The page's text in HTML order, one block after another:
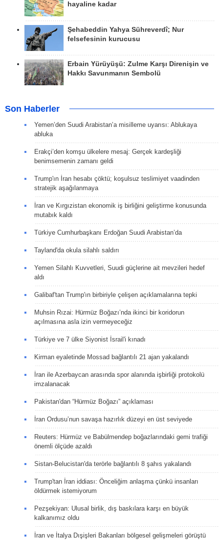
hayaline kadar
Şehabeddin Yahya Sühreverdî; Nur
felsefesinin kurucusu
Erbain Yürüyüşü: Zulme Karşı Direnişin ve
Hakkı Savunmanın Sembolü
Son Haberler
Yemen’den Suudi Arabistan’a misilleme uyarısı: Ablukaya
abluka
Erakçi’den komşu ülkelere mesaj: Gerçek kardeşliği
benimsemenin zamanı geldi
Trump'ın İran hesabı çöktü; koşulsuz teslimiyet vaadinden
stratejik aşağılanmaya
İran ve Kırgızistan ekonomik iş birliğini geliştirme konusunda
mutabık kaldı
Türkiye Cumhurbaşkanı Erdoğan Suudi Arabistan’da
Tayland'da okula silahlı saldırı
Yemen Silahlı Kuvvetleri, Suudi güçlerine ait mevzileri hedef
aldı
Galibaf'tan Trump'ın birbiriyle çelişen açıklamalarına tepki
Muhsin Rızai: Hürmüz Boğazı’nda ikinci bir koridorun
açılmasına asla izin vermeyeceğiz
Türkiye ve 7 ülke Siyonist İsrail'i kınadı
Kirman eyaletinde Mossad bağlantılı 21 ajan yakalandı
İran ile Azerbaycan arasında spor alanında işbirliği protokolü
imzalanacak
Pakistan'dan “Hürmüz Boğazı” açıklaması
İran Ordusu’nun savaşa hazırlık düzeyi en üst seviyede
Reuters: Hürmüz ve Babülmendep boğazlarındaki gemi trafiği
önemli ölçüde azaldı
Sistan-Belucistan'da terörle bağlantılı 8 şahıs yakalandı
Trump'tan İran iddiası: Önceliğim anlaşma çünkü insanları
öldürmek istemiyorum
Pezşekiyan: Ulusal birlik, dış baskılara karşı en büyük
kalkanımız oldu
İran ve İtalya Dışişleri Bakanları bölgesel gelişmeleri görüştü